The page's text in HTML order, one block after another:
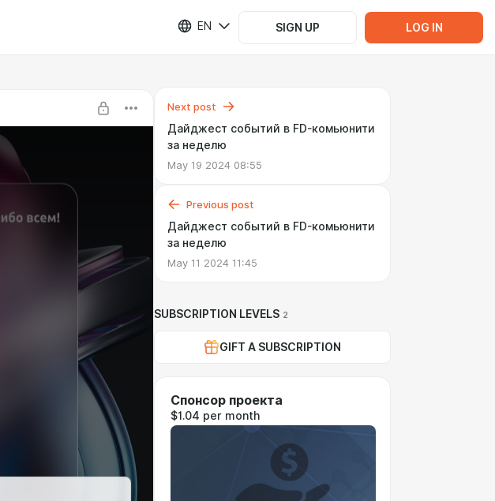
EN SIGN UP LOG IN
Next post
Дайджест событий в FD-комьюнити
за неделю
May 19 2024 08:55
Previous post
Дайджест событий в FD-комьюнити
за неделю
May 11 2024 11:45
SUBSCRIPTION LEVELS 2
GIFT A SUBSCRIPTION
Спонсор проекта
$1.04 per month